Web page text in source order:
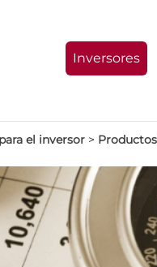
Inversores
el inversor >